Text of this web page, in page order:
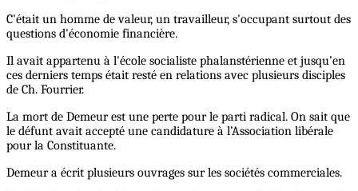
C'était un homme de valeur, un travailleur, s'occupant surtout des
questions d'économie financière.
Il avait appartenu à l'école socialiste phalanstérienne et jusqu’en
ces derniers temps était resté en relations avec plusieurs disciples
de Ch. Fourrier.
La mort de Demeur est une perte pour le parti radical. On sait que
le défunt avait accepté une candidature à l’Association libérale
pour la Constituante.
Demeur a écrit plusieurs ouvrages sur les sociétés commerciales.